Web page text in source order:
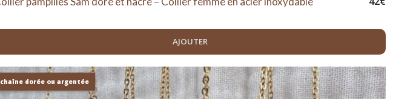
AJOUTER
chaîne dorée ou argentée